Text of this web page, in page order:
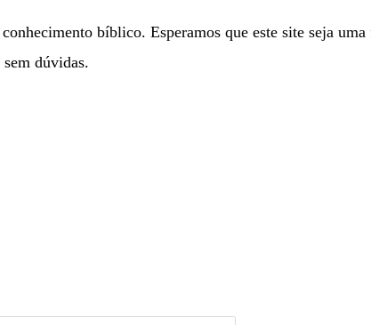
bíblico. Esperamos que este site seja
dúvidas.